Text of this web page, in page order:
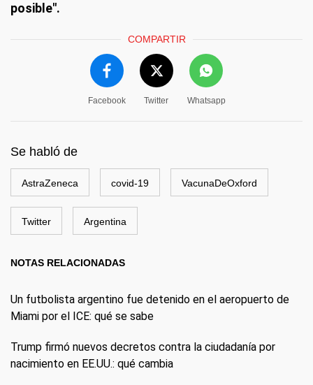
posible".
COMPARTIR
Facebook Twitter Whatsapp
Se habló de
AstraZeneca covid-19 VacunaDeOxford
Twitter Argentina
NOTAS RELACIONADAS
Un futbolista argentino fue detenido en el aeropuerto de
Miami por el ICE: qué se sabe
Trump firmó nuevos decretos contra la ciudadanía por
nacimiento en EE.UU.: qué cambia